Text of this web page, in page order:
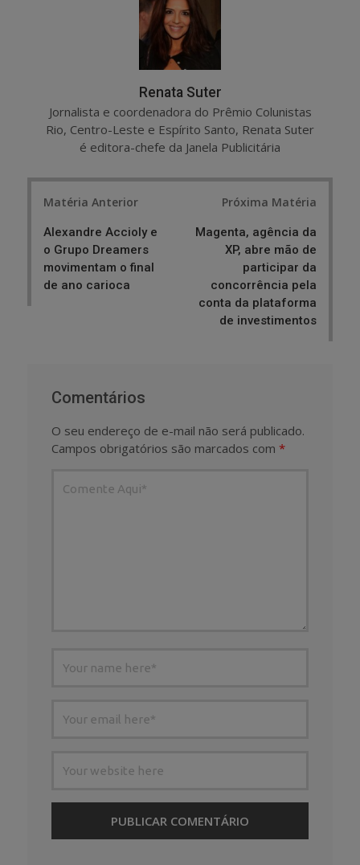
Renata Suter
Jornalista e coordenadora do Prêmio Colunistas
Rio, Centro-Leste e Espírito Santo, Renata Suter
é editora-chefe da Janela Publicitária
Matéria Anterior
Alexandre Accioly e
o Grupo Dreamers
movimentam o final
de ano carioca
Próxima Matéria
Magenta, agência da
XP, abre mão de
participar da
concorrência pela
conta da plataforma
de investimentos
Comentários
O seu endereço de e-mail não será publicado.
Campos obrigatórios são marcados com *